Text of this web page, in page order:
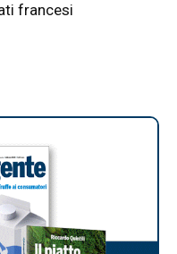
francesi